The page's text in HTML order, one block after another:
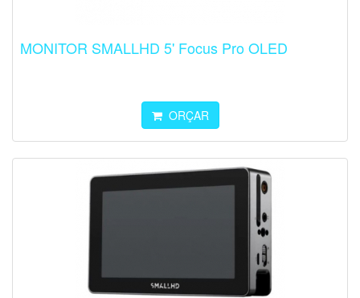
MONITOR SMALLHD 5' Focus Pro OLED
ORÇAR